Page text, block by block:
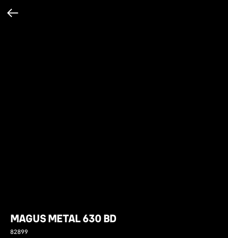
MAGUS METAL 630 BD
82899